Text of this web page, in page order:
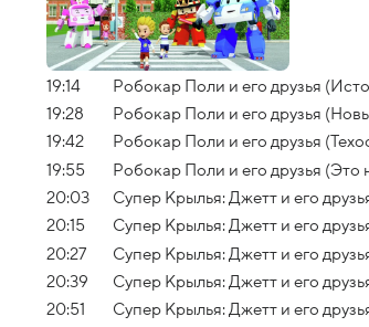
19:14
Робокар Поли и его друзья
19:28
Робокар Поли и его друзья
19:42
Робокар Поли и его друзья
19:55
Робокар Поли и его друзья (Это
20:03
Супер Крылья: Джетт и его
20:15
Супер Крылья: Джетт и его
20:27
Супер Крылья: Джетт и его
20:39
Супер Крылья: Джетт и его
20:51
Супер Крылья: Джетт и его